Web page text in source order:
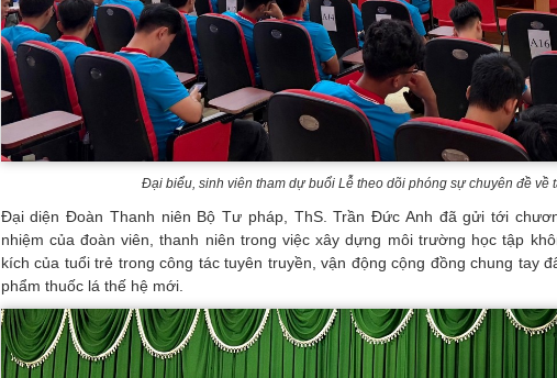
Đại biểu, sinh viên tham dự buổi Lễ theo dõi phóng sự chuyên đề về
Đại diện Đoàn Thanh niên Bộ Tư pháp, ThS. Trần Đức Anh đã gửi tới
nhiệm của đoàn viên, thanh niên trong việc xây dựng môi trường học tập
kích của tuổi trẻ trong công tác tuyên truyền, vận động cộng đồng chung tay
phẩm thuốc lá thế hệ mới.